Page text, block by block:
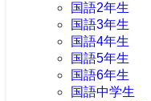
国語2年生
国語3年生
国語4年生
国語5年生
国語6年生
国語中学生